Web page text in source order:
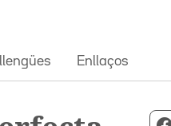
Enllaços